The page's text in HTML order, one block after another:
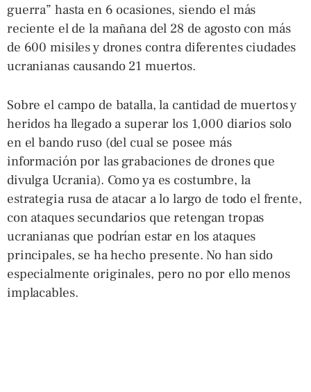
guerra” hasta en 6 ocasiones, siendo el más
reciente el de la mañana del 28 de agosto con más
de 600 misiles y drones contra diferentes ciudades
ucranianas causando 21 muertos.
Sobre el campo de batalla, la cantidad de muertos y
heridos ha llegado a superar los 1,000 diarios solo
en el bando ruso (del cual se posee más
información por las grabaciones de drones que
divulga Ucrania). Como ya es costumbre, la
estrategia rusa de atacar a lo largo de todo el frente,
con ataques secundarios que retengan tropas
ucranianas que podrían estar en los ataques
principales, se ha hecho presente. No han sido
especialmente originales, pero no por ello menos
implacables.